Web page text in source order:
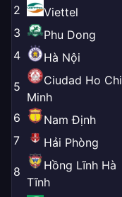
2 Viettel
3
Phu Dong
4
Hà Nội
5
Ciudad Ho Chi
Minh
6 Nam Định
7
Hải Phòng
8
Hồng Lĩnh Hà
Tĩnh